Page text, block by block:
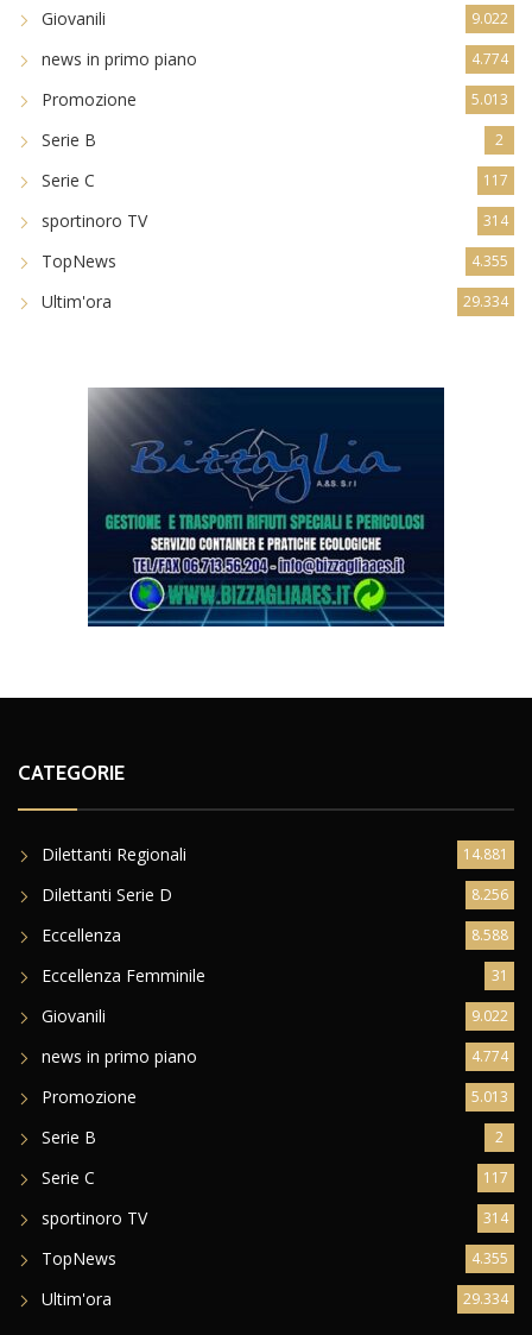
Giovanili 9.022
news in primo piano 4.774
Promozione 5.013
Serie B 2
Serie C 117
sportinoro TV 314
TopNews 4.355
Ultim'ora 29.334
CATEGORIE
Dilettanti Regionali 14.881
Dilettanti Serie D 8.256
Eccellenza 8.588
Eccellenza Femminile 31
Giovanili 9.022
news in primo piano 4.774
Promozione 5.013
Serie B 2
Serie C 117
sportinoro TV 314
TopNews 4.355
Ultim'ora 29.334